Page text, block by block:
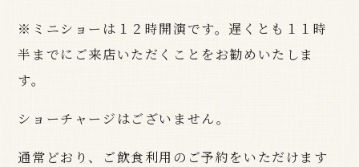
※ミニショーは１２時開演です。遅くとも１１時
半までにご来店いただくことをお勧めいたしま
す。
ショーチャージはございません。
通常どおり、ご飲食利用のご予約をいただけます